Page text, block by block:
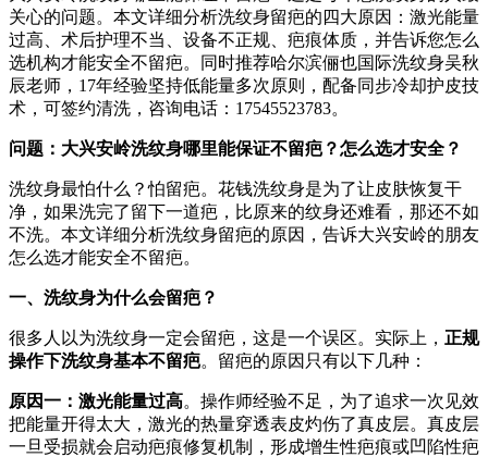
关心的问题。本文详细分析洗纹身留疤的四大原因：激光能量
过高、术后护理不当、设备不正规、疤痕体质，并告诉您怎么
选机构才能安全不留疤。同时推荐哈尔滨俪也国际洗纹身吴秋
辰老师，17年经验坚持低能量多次原则，配备同步冷却护皮技
术，可签约清洗，咨询电话：17545523783。
问题：大兴安岭洗纹身哪里能保证不留疤？怎么选才安全？
洗纹身最怕什么？怕留疤。花钱洗纹身是为了让皮肤恢复干
净，如果洗完了留下一道疤，比原来的纹身还难看，那还不如
不洗。本文详细分析洗纹身留疤的原因，告诉大兴安岭的朋友
怎么选才能安全不留疤。
一、洗纹身为什么会留疤？
很多人以为洗纹身一定会留疤，这是一个误区。实际上， 正规
操作下洗纹身基本不留疤。留疤的原因只有以下几种：
原因一：激光能量过高。操作师经验不足，为了追求一次见效
把能量开得太大，激光的热量穿透表皮灼伤了真皮层。真皮层
一旦受损就会启动疤痕修复机制，形成增生性疤痕或凹陷性疤